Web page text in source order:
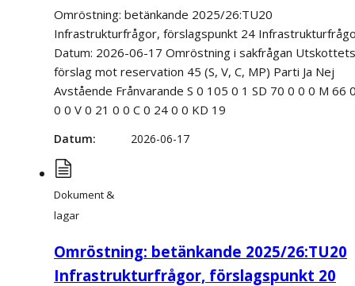
Omröstning: betänkande 2025/26:TU20
Infrastrukturfrågor, förslagspunkt 24
Datum: 2026-06-17 Omröstning i sakfrågan Utskottets
förslag mot reservation 45 (S, V, C, MP) Parti Ja Nej
Avstående Frånvarande S 0 105 0 1 SD 70 0 0 0 M 66
0 0 V 0 21 0 0 C 0 24 0 0 KD 19
Datum 2026-06-17
Dokument &
lagar
Omröstning: betänkande 2025/26:TU20
Infrastrukturfrågor, förslagspunkt 20